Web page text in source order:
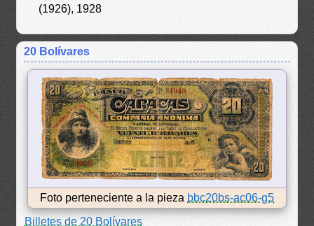
(1926), 1928
20 Bolívares
Foto perteneciente a la pieza bbc20bs-ac06-g5
Billetes de 20 Bolívares